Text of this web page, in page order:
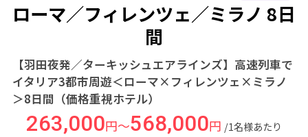
ローマ／フィレンツェ／ミラノ 8日
間
【羽田夜発／ターキッシュエアラインズ】高速列車で
イタリア3都市周遊＜ローマ×フィレンツェ×ミラノ
＞8日間（価格重視ホテル）
263,000円～568,000円 /1名様あたり